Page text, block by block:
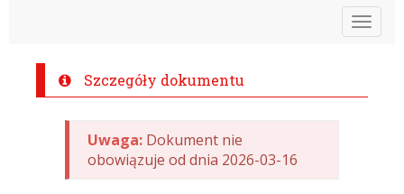
Toggle
Szczegóły dokumentu
Uwaga: Dokument nie
obowiązuje od dnia 2026-03-16